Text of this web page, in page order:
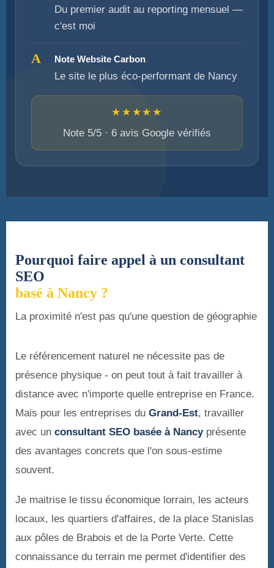
Du premier audit au reporting mensuel —
c'est moi
A Note Website Carbon
Le site le plus éco-performant de Nancy
★★★★★
Note 5/5 · 6 avis Google vérifiés
Pourquoi faire appel à un consultant
SEO
basé à Nancy ?
La proximité n'est pas qu'une question de géographie
Le référencement naturel ne nécessite pas de
présence physique - on peut tout à fait travailler à
distance avec n'importe quelle entreprise en France.
Mais pour les entreprises du Grand-Est, travailler
avec un consultant SEO basée à Nancyprésente
des avantages concrets que l'on sous-estime
souvent.
Je maitrise le tissu économique lorrain, les acteurs
locaux, les quartiers d'affaires, de la place Stanislas
aux pôles de Brabois et de la Porte Verte. Cette
connaissance du terrain me permet d'identifier des